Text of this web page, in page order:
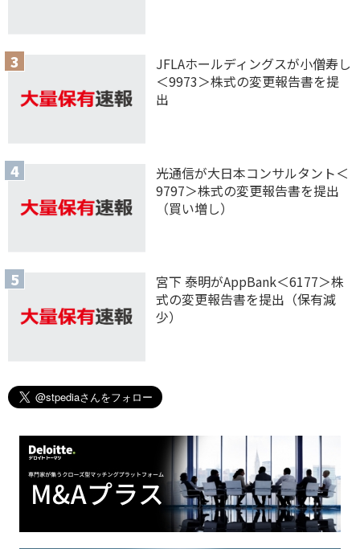
JFLAホールディングスが小僧寿し
＜9973＞株式の変更報告書を提
出
光通信が大日本コンサルタント＜
9797＞株式の変更報告書を提出
（買い増し）
宮下 泰明がAppBank＜6177＞株
式の変更報告書を提出（保有減
少）